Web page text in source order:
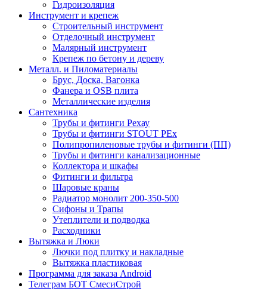
Гидроизоляция
Инструмент и крепеж
Строительный инструмент
Отделочный инструмент
Малярный инструмент
Крепеж по бетону и дереву
Металл. и Пиломатериалы
Брус, Доска, Вагонка
Фанера и OSB плита
Металлические изделия
Сантехника
Трубы и фитинги Рехау
Трубы и фитинги STOUT PEx
Полипропиленовые трубы и фитинги (ПП)
Трубы и фитинги канализационные
Коллектора и шкафы
Фитинги и фильтра
Шаровые краны
Радиатор монолит 200-350-500
Сифоны и Трапы
Утеплители и подводка
Расходники
Вытяжка и Люки
Лючки под плитку и накладные
Вытяжка пластиковая
Программа для заказа Android
Телеграм БОТ СмесиСтрой